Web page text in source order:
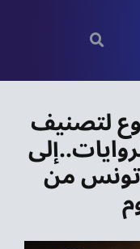
بودكاست
الأخبار
رياضة
لتصنيف
تونس من